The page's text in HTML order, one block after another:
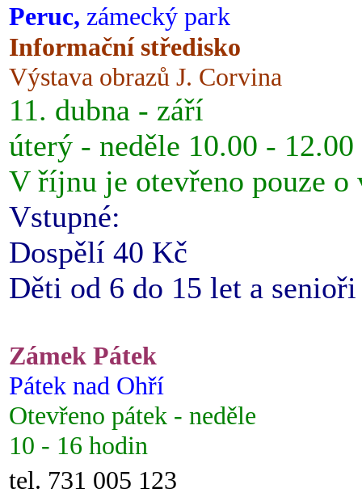
Peruc, zámecký park
Informační středisko
Výstava obrazů J. Corvina
11. dubna - září
úterý - neděle 10.00 -
V říjnu je otevřeno pouze o
Vstupné:
Dospělí 40 Kč
Děti od 6 do 15 let a
Zámek Pátek
Pátek nad Ohří
Otevřeno pátek - neděle
10 - 16 hodin
tel. 731 005 123